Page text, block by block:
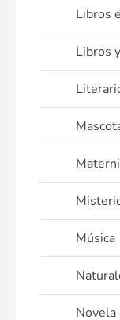
Libros
Libros
Música
Novela